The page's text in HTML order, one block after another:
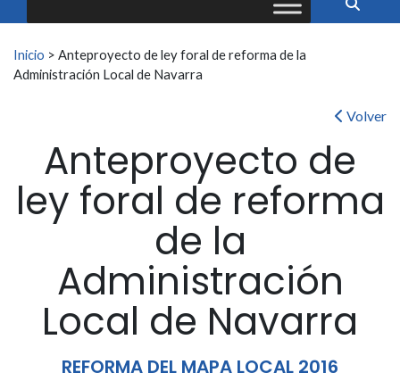
Buscar:
Inicio > Anteproyecto de ley foral de reforma de la
Administración Local de Navarra
Volver
Anteproyecto de
ley foral de reforma
de la
Administración
Local de Navarra
REFORMA DEL MAPA LOCAL 2016